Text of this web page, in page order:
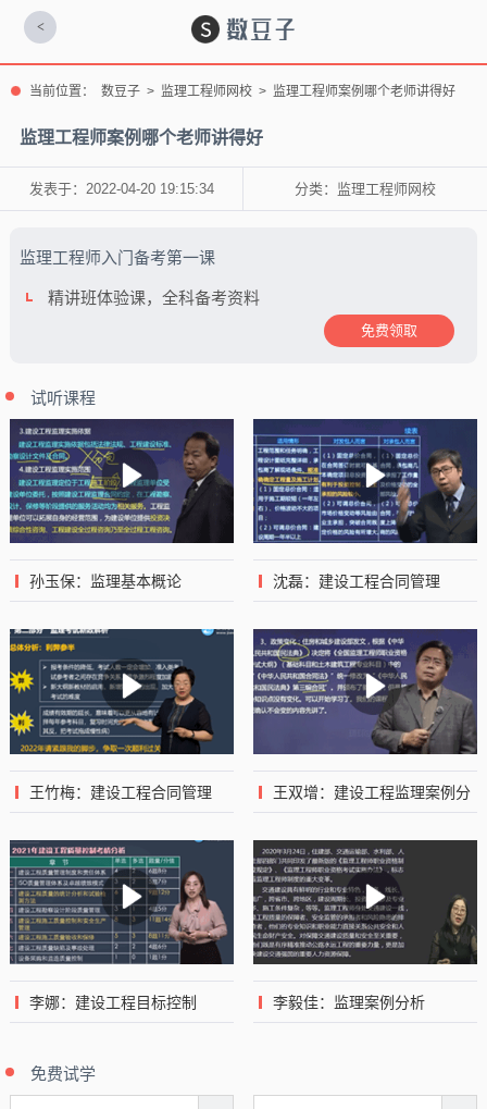
<
当前位置： 数豆子 > 监理工程师网校 > 监理工程师案例哪个老师讲得好
监理工程师案例哪个老师讲得好
发表于：2022-04-20 19:15:34 分类： 监理工程师网校
监理工程师入门备考第一课
精讲班体验课，全科备考资料
免费领取
试听课程
孙玉保：监理基本概论 沈磊：建设工程合同管理
王竹梅：建设工程合同管理 王双增：建设工程监理案例分
李娜：建设工程目标控制 李毅佳：监理案例分析
免费试学